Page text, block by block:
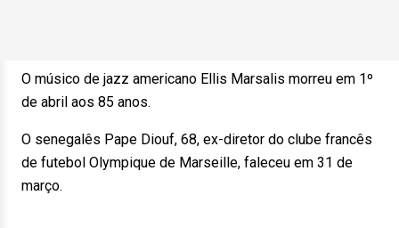
O músico de jazz americano Ellis Marsalis morreu em 1º
de abril aos 85 anos.
O senegalês Pape Diouf, 68, ex-diretor do clube francês
de futebol Olympique de Marseille, faleceu em 31 de
março.